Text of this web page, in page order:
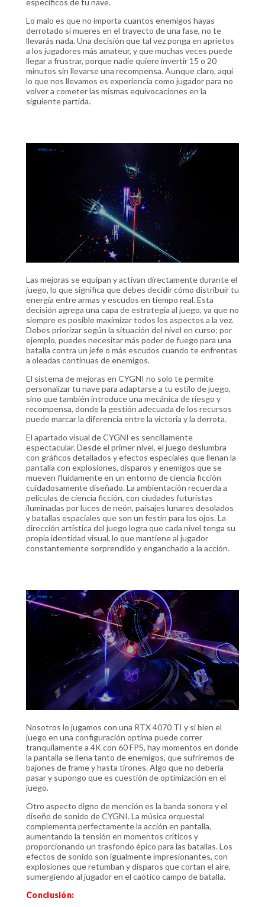
Lo malo es que no importa cuantos enemigos hayas
derrotado si mueres en el trayecto de una fase, no te
llevarás nada. Una decisión que tal vez ponga en aprietos
a los jugadores más amateur, y que muchas veces puede
llegar a frustrar, porque nadie quiere invertir 15 o 20
minutos sin llevarse una recompensa. Aunque claro, aqui
lo que nos llevamos es experiencia como jugador para no
volver a cometer las mismas equivocaciones en la
siguiente partida.
Las mejoras se equipan y activan directamente durante el
juego, lo que significa que debes decidir cómo distribuir tu
energía entre armas y escudos en tiempo real. Esta
decisión agrega una capa de estrategia al juego, ya que no
siempre es posible maximizar todos los aspectos a la vez.
Debes priorizar según la situación del nivel en curso; por
ejemplo, puedes necesitar más poder de fuego para una
batalla contra un jefe o más escudos cuando te enfrentas
a oleadas continuas de enemigos.
El sistema de mejoras en CYGNI no solo te permite
personalizar tu nave para adaptarse a tu estilo de juego,
sino que también introduce una mecánica de riesgo y
recompensa, donde la gestión adecuada de los recursos
puede marcar la diferencia entre la victoria y la derrota.
El apartado visual de CYGNI es sencillamente
espectacular. Desde el primer nivel, el juego deslumbra
con gráficos detallados y efectos especiales que llenan la
pantalla con explosiones, disparos y enemigos que se
mueven fluidamente en un entorno de ciencia ficción
cuidadosamente diseñado. La ambientación recuerda a
películas de ciencia ficción, con ciudades futuristas
iluminadas por luces de neón, paisajes lunares desolados
y batallas espaciales que son un festín para los ojos. La
dirección artística del juego logra que cada nivel tenga su
propia identidad visual, lo que mantiene al jugador
constantemente sorprendido y enganchado a la acción.
Nosotros lo jugamos con una RTX 4070 TI y si bien el
juego en una configuración optima puede correr
tranquilamente a 4K con 60 FPS, hay momentos en donde
la pantalla se llena tanto de enemigos, que sufriremos de
bajones de frame y hasta tirones. Algo que no debería
pasar y supongo que es cuestión de optimización en el
juego.
Otro aspecto digno de mención es la banda sonora y el
diseño de sonido de CYGNI. La música orquestal
complementa perfectamente la acción en pantalla,
aumentando la tensión en momentos críticos y
proporcionando un trasfondo épico para las batallas. Los
efectos de sonido son igualmente impresionantes, con
explosiones que retumban y disparos que cortan el aire,
sumergiendo al jugador en el caótico campo de batalla.
Conclusión: